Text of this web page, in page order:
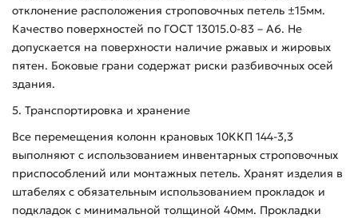
отклонение расположения строповочных петель ±15мм.
Качество поверхностей по ГОСТ 13015.0-83 – А6. Не
допускается на поверхности наличие ржавых и жировых
пятен. Боковые грани содержат риски разбивочных осей
здания.
5. Транспортировка и хранение
Все перемещения колонн крановых 10ККП 144-3,3
выполняют с использованием инвентарных строповочных
приспособлений или монтажных петель. Хранят изделия в
штабелях с обязательным использованием прокладок и
подкладок с минимальной толщиной 40мм. Прокладки